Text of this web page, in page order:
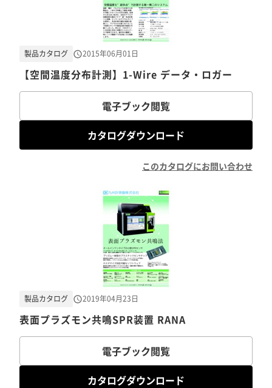
【空間温度分布計測】1-Wire データ・ロガー
製品カタログ 2015年06月01日
電子ブック閲覧
カタログダウンロード
このカタログにお問い合わせ
表面プラズモン共鳴SPR装置 RANA
製品カタログ 2019年04月23日
電子ブック閲覧
カタログダウンロード